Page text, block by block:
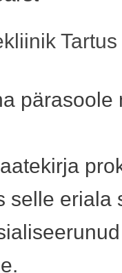
pärasoole
selle eriala